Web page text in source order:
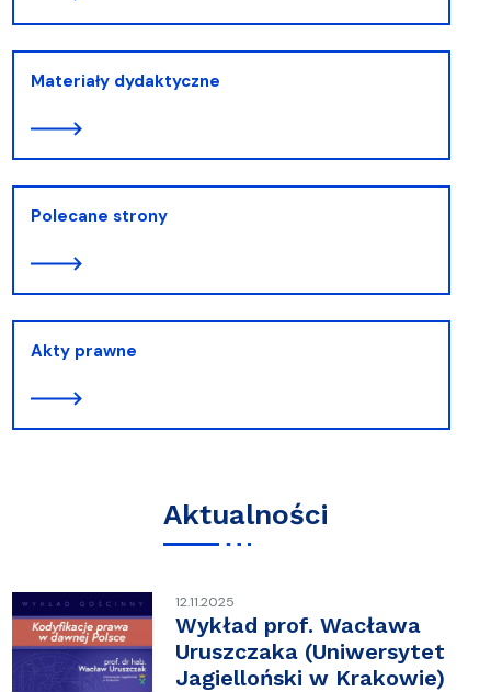
Materiały dydaktyczne
Polecane strony
Akty prawne
Aktualności
12.11.2025
Wykład prof. Wacława
Uruszczaka (Uniwersytet
Jagielloński w Krakowie)